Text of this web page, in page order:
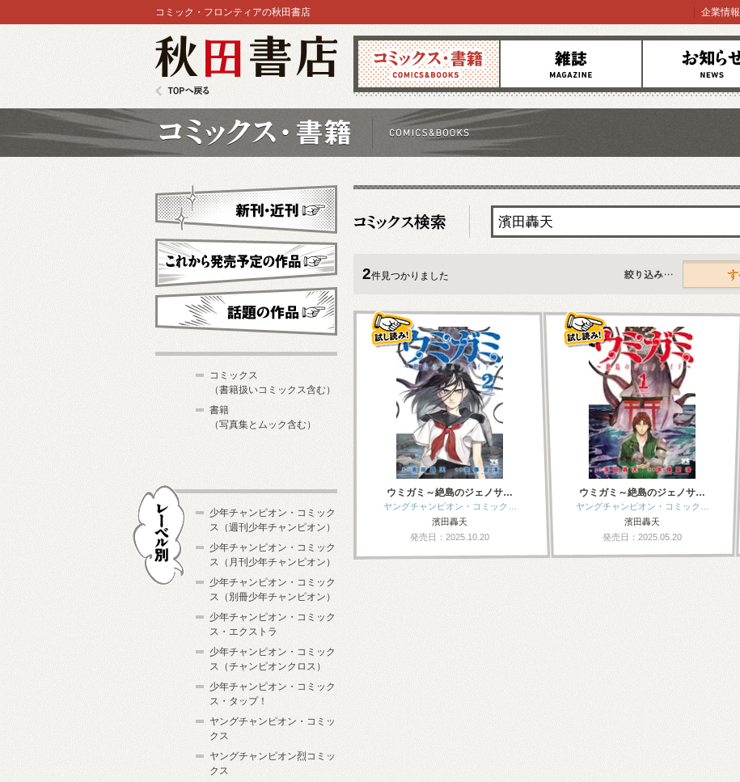
コミックス 雑誌 お知らせ
コミック・フロンティアの秋田書店 企業情報
2件見つかりました
すべて
ウミガミ～絶島のジェノサ…
ヤングチャンピオン・コミック…
濱田轟天
発売日：2025.10.20
ウミガミ～絶島のジェノサ…
ヤングチャンピオン・コミック…
濱田轟天
発売日：2025.05.20
新刊・近刊
これから発売予定
コミックス
（書籍扱いコミックス含む）
書籍
（写真集とムック含む）
少年チャンピオン・コミック
ス（週刊少年チャンピオン）
少年チャンピオン・コミック
ス（月刊少年チャンピオン）
少年チャンピオン・コミック
ス（別冊少年チャンピオン）
少年チャンピオン・コミック
ス・エクストラ
少年チャンピオン・コミック
ス（チャンピオンクロス）
少年チャンピオン・コミック
ス・タップ！
ヤングチャンピオン・コミッ
クス
ヤングチャンピオン烈コミッ
クス